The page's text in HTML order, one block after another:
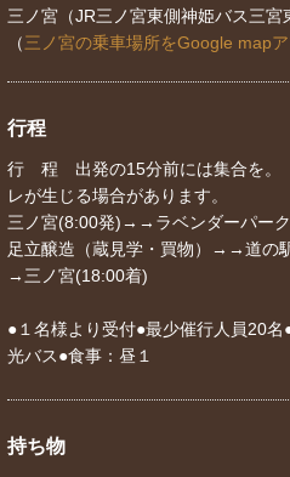
三ノ宮（JR三ノ宮東側神姫バス三宮
（三ノ宮の乗車場所をGoogle map
行程
行 程 出発の15分前には集合を。
レが生じる場合があります。
三ノ宮(8:00発)→→ラベンダーパー
足立醸造（蔵見学・買物）→→道の
→三ノ宮(18:00着)
●１名様より受付●最少催行人員20
光バス●食事：昼１
持ち物